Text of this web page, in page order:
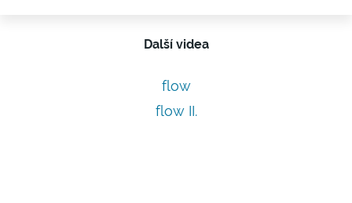
Další videa
flow
flow II.